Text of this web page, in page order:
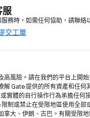
服
務時，如需任何協助，請聯絡
交工單
高風險。請在我們的平台上開
解 Gate 提供的所有資產和任何
實體的自行操作行為承擔任何
制或禁止在受限地區使用全部
拿大、伊朗、古巴。有關受限